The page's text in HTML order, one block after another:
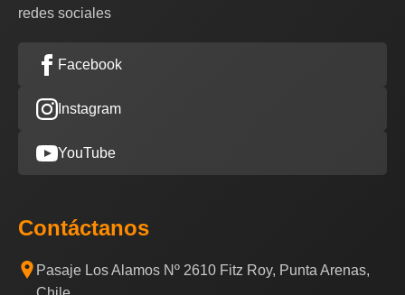
redes sociales
Facebook
Instagram
YouTube
Contáctanos
Pasaje Los Alamos Nº 2610 Fitz Roy, Punta Arenas,